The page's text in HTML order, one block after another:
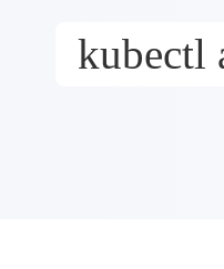
kubectl